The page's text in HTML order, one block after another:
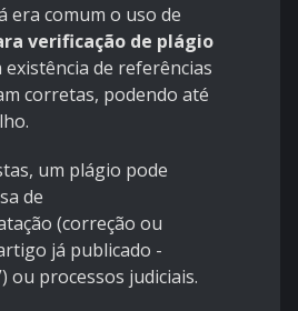
era comum o uso de
verificação de plágio
de referências
corretas, podendo até
um plágio pode
de
(correção ou
já publicado -
ou processos judiciais.